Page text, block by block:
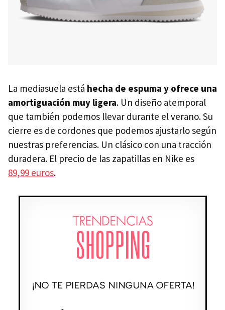
La mediasuela está hecha de espuma y ofrece una
amortiguación muy ligera. Un diseño atemporal
que también podemos llevar durante el verano. Su
cierre es de cordones que podemos ajustarlo según
nuestras preferencias. Un clásico con una tracción
duradera. El precio de las zapatillas en Nike es
89,99 euros.